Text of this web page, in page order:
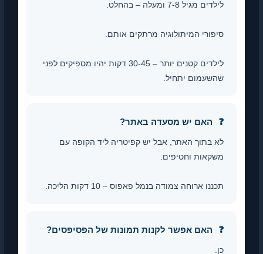
לילדים מגיל 7-8 ומעלה – בהחלט.
סיפורי המיתולוגיה מרתקים אותם.
לילדים קטנים יותר – 30-45 דקות יהיו מספיקים לפני
שהשעמום יתחיל.
האם יש מסעדה באתר?
לא בתוך האתר, אבל יש קפיטריה ליד הקופה עם
משקאות וחטיפים.
תכננו ארוחה צמודה בנמל פאפוס – 10 דקות הליכה.
האם אפשר לקנות תמונות של הפסיפסים?